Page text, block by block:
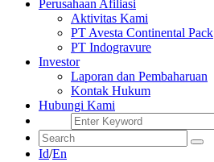
Perusahaan Afiliasi
Aktivitas Kami
PT Avesta Continental Pack
PT Indogravure
Investor
Laporan dan Pembaharuan
Kontak Hukum
Hubungi Kami
Id/En